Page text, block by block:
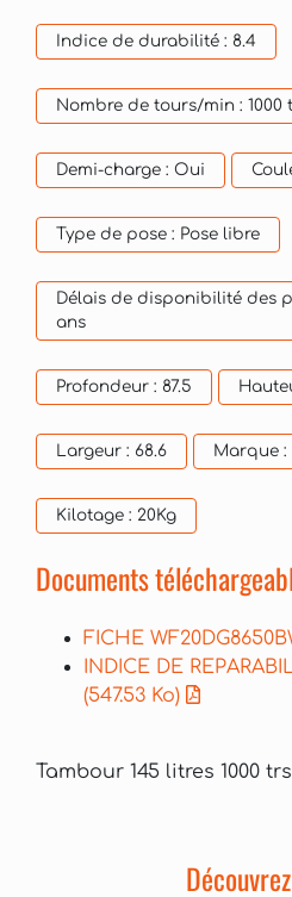
Indice de durabilité : 8.4
Nombre de tours/min : 1000
Demi-charge : Oui
Type de pose : Pose libre
Délais de disponibilité des
ans
Profondeur : 87.5
Largeur : 68.6 Marque :
Kilotage : 20Kg
Documents
FICHE
INDICE DE
(547.53 Ko)
Tambour 145 litres 1000